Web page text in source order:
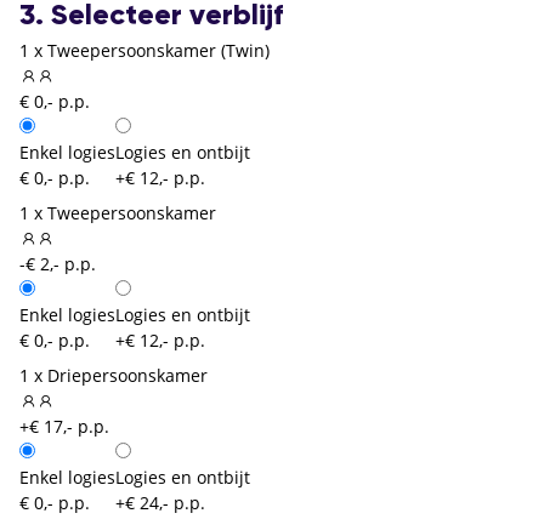
3. Selecteer verblijf
1 x Tweepersoonskamer (Twin)
€ 0,- p.p.
Enkel logies
€ 0,- p.p.
Logies en ontbijt
+€ 12,- p.p.
1 x Tweepersoonskamer
-€ 2,- p.p.
Enkel logies
€ 0,- p.p.
Logies en ontbijt
+€ 12,- p.p.
1 x Driepersoonskamer
+€ 17,- p.p.
Enkel logies
€ 0,- p.p.
Logies en ontbijt
+€ 24,- p.p.